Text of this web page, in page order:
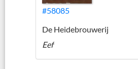
#58085
De Heidebrouwerij
Eef